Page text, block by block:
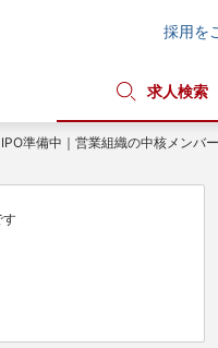
採用を
求人検索
準備中｜営業組織の中核メンバ
す